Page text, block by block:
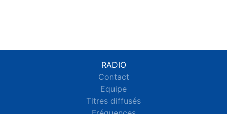
RADIO
Contact
Equipe
Titres diffusés